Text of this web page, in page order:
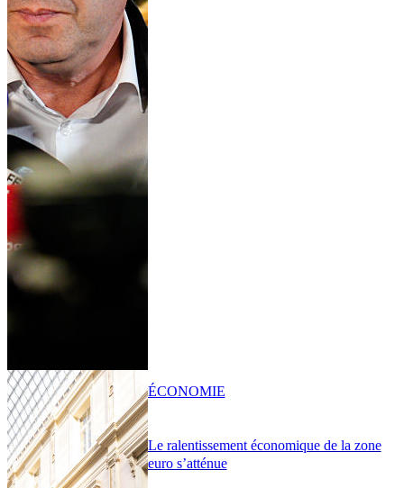
Le ralentissement économique de la zone
euro s’atténue
ÉCONOMIE